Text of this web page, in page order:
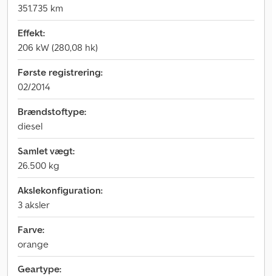
351.735 km
Effekt:
206 kW (280,08 hk)
Første registrering:
02/2014
Brændstoftype:
diesel
Samlet vægt:
26.500 kg
Akslekonfiguration:
3 aksler
Farve:
orange
Geartype: